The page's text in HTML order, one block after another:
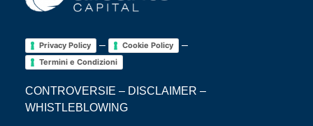
Privacy Policy – Cookie Policy –
Termini e Condizioni
CONTROVERSIE – DISCLAIMER –
WHISTLEBLOWING